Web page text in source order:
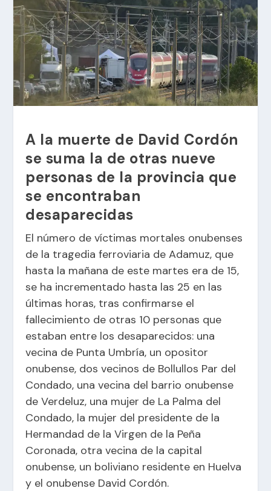
A la muerte de David Cordón
se suma la de otras nueve
personas de la provincia que
se encontraban
desaparecidas
El número de víctimas mortales onubenses
de la tragedia ferroviaria de Adamuz, que
hasta la mañana de este martes era de 15,
se ha incrementado hasta las 25 en las
últimas horas, tras confirmarse el
fallecimiento de otras 10 personas que
estaban entre los desaparecidos: una
vecina de Punta Umbría, un opositor
onubense, dos vecinos de Bollullos Par del
Condado, una vecina del barrio onubense
de Verdeluz, una mujer de La Palma del
Condado, la mujer del presidente de la
Hermandad de la Virgen de la Peña
Coronada, otra vecina de la capital
onubense, un boliviano residente en Huelva
y el onubense David Cordón.